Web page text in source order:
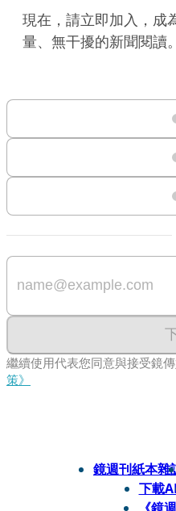
現在，請立即加入，成
量、無干擾的新聞閱讀。
繼續使用代表您同意與接受鏡
策》
鏡週刊紙本雜
下載